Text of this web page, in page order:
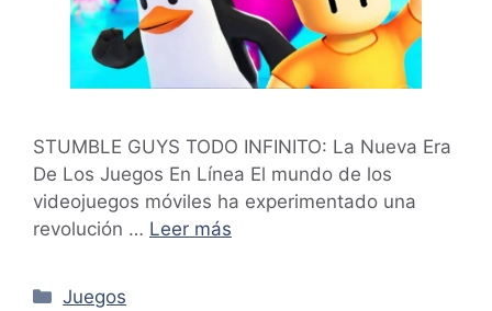
STUMBLE GUYS TODO INFINITO: La Nueva Era
De Los Juegos En Línea El mundo de los
videojuegos móviles ha experimentado una
revolución … Leer más
Categorías
Juegos